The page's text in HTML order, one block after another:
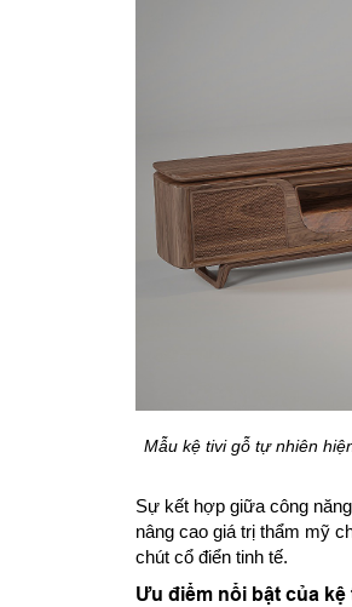
Mẫu kệ tivi gỗ tự nhiên
Sự kết hợp giữa công
nâng cao giá trị thẩm mỹ
chút cổ điển tinh tế.
Ưu điểm nổi bật của